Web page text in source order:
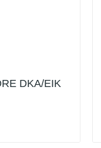
DKA/EIK